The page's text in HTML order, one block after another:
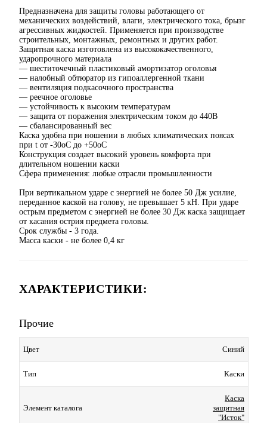
Предназначена для защиты головы работающего от
механических воздействий, влаги, электрического тока, брызг
агрессивных жидкостей. Применяется при производстве
строительных, монтажных, ремонтных и других работ.
Защитная каска изготовлена из высококачественного,
ударопрочного материала
— шеститочечный пластиковый амортизатор оголовья
— налобный обтюратор из гипоаллергенной ткани
— вентиляция подкасочного пространства
— реечное оголовье
— устойчивость к высоким температурам
— защита от поражения электрическим током до 440В
— сбалансированный вес
Каска удобна при ношении в любых климатических поясах
при t от -30оС до +50оС
Конструкция создает высокий уровень комфорта при
длительном ношении каски
Сфера применения: любые отрасли промышленности
При вертикальном ударе с энергией не более 50 Дж усилие,
переданное каской на голову, не превышает 5 кН. При ударе
острым предметом с энергией не более 30 Дж каска защищает
от касания острия предмета головы.
Срок службы - 3 года.
Масса каски - не более 0,4 кг
ХАРАКТЕРИСТИКИ:
Прочие
Цвет Синий
Тип Каски
Элемент каталога
Каска
защитная
"Исток"